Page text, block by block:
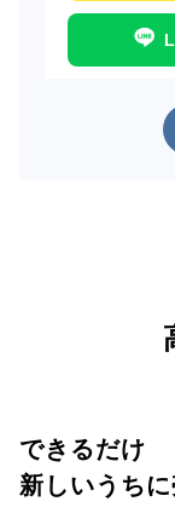
できるだけ
新しいうち